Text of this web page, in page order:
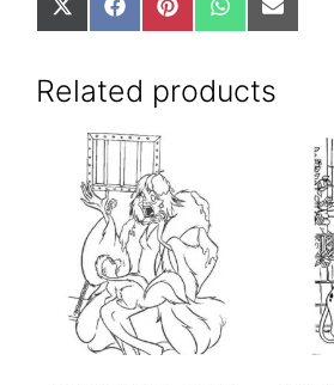
Share
on
(Twitter)
Share
on
Share
on
Share
on
Share
on
Related products